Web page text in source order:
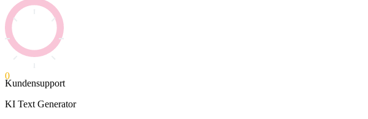
0
Kundensupport
KI Text Generator